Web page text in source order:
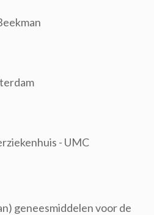
- UMC
geneesmiddelen voor de